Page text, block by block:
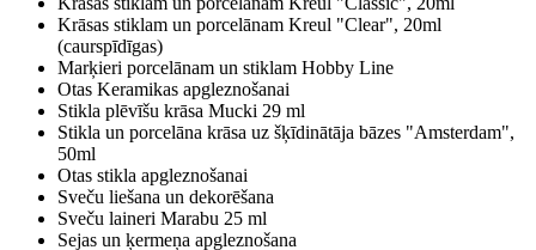
Krāsas stiklam un porcelānam Kreul "Clear", 20ml
(caurspīdīgas)
Marķieri porcelānam un stiklam Hobby Line
Otas Keramikas apgleznošanai
Stikla plēvīšu krāsa Mucki 29 ml
Stikla un porcelāna krāsa uz šķīdinātāja bāzes "Amsterdam",
50ml
Otas stikla apgleznošanai
Sveču liešana un dekorēšana
Sveču laineri Marabu 25 ml
Sejas un ķermeņa apgleznošana